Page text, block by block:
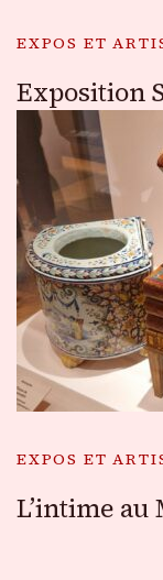
EXPOS ET
Exposition
EXPOS ET
L’intime au